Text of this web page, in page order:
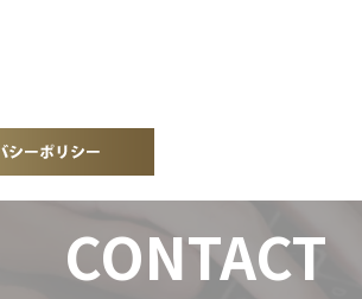
CONTACT